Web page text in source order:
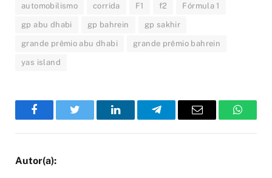
automobilismo corrida F1 f2 Fórmula 1
gp abu dhabi gp bahrein gp sakhir
grande prêmio abu dhabi grande prêmio bahrein
yas island
FacebookTwitter LinkedInTelegramEmail